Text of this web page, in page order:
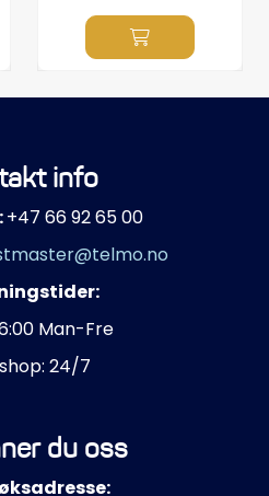
info
+47 66 92 65 00
Man-Fre
24/7
du oss